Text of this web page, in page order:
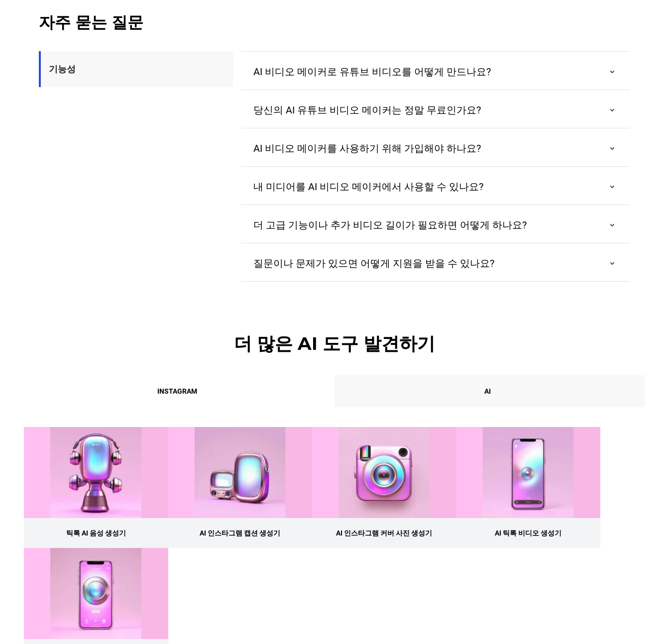
자주 묻는 질문
기능성 AI 비디오 메이커로 유튜브 비디오를 어떻게 만드나요?
우리의 AI 도구로 유튜브 비디오를 만드는 것은 간단하고 빠릅니다:
1.우리 웹사이트에 접속하세요—등록이 필요 없습니다.
2.비디오 유형을 선택하고 스크립트 또는 아이디어를 입력하세요.
3.필요한 설정을 사용자 정의하세요.
6.비디오를 다운로드하고 유튜브에 직접 공유하세요.
당신의 AI 유튜브 비디오 메이커는 정말 무료인가요?
네, 우리의 AI 유튜브 비디오 메이커는 완전히 무료로 사용할 수 있습니다. 비용이나 등록 없이
록 장벽 없는 플랫폼을 제공한다고 믿습니다.
AI 비디오 메이커를 사용하기 위해 가입해야 하나요?
아니요, 가입할 필요가 없습니다. 단순히 우리 웹사이트를 방문하고 비디오를 만들기 시작하면
내 미디어를 AI 비디오 메이커에서 사용할 수 있나요?
현재 우리의 플랫폼은 개인 이미지나 비디오 업로드를 지원하지 않습니다. 모든 콘텐츠는 AI
다.
더 고급 기능이나 추가 비디오 길이가 필요하면 어떻게 하나요?
우리의 플랫폼은 다양한 필요에 맞는 여러 기능을 제공합니다. 더 고급 옵션이나 긴 비디오 기
료 도구는 효과적인 유튜브 비디오를 만들기에 충분한 기능을 제공합니다.
질문이나 문제가 있으면 어떻게 지원을 받을 수 있나요?
질문이 있거나 도움이 필요하면, 우리의 지원 팀이 웹사이트의 채팅 기능을 통해 대기하고 있
더 많은 AI 도구 발견하기
INSTAGRAM AI
틱톡 AI 음성 생성기 AI 인스타그램 캡션 생성기 AI 인스타그램 커버 사진 생성기 AI 틱톡 비디오 생성기